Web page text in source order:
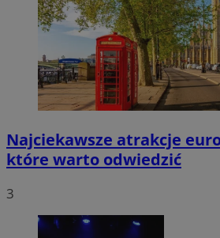
Najciekawsze atrakcje
które warto odwiedzić
3